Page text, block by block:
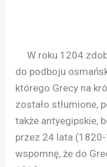
W roku 1204
do podboju
którego Grecy na
zostało stłumione,
także antyegipskie,
przez 24 lata
wspomnę, że do